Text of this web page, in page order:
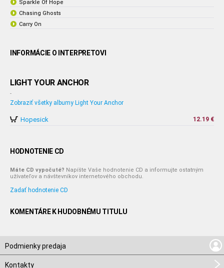
Sparkle Of Hope
Chasing Ghosts
Carry On
INFORMÁCIE O INTERPRETOVI
LIGHT YOUR ANCHOR
-
Zobraziť všetky albumy Light Your Anchor
Hopesick 12.19 €
HODNOTENIE CD
Máte CD vypočuté? Napíšte Vaše hodnotenie CD a informujte ostatným
užívateľov a návštevníkov internetového obchodu.
Zadať hodnotenie CD
KOMENTÁRE K HUDOBNÉMU TITULU
Podmienky predaja
Kontakty